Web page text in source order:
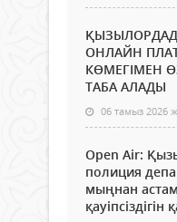
ОНЛАЙН
КӨМЕГІМЕН
ТАБА АЛАДЫ
06 тамыз 2026 ж.
Open Air:
полиция
мыңнан